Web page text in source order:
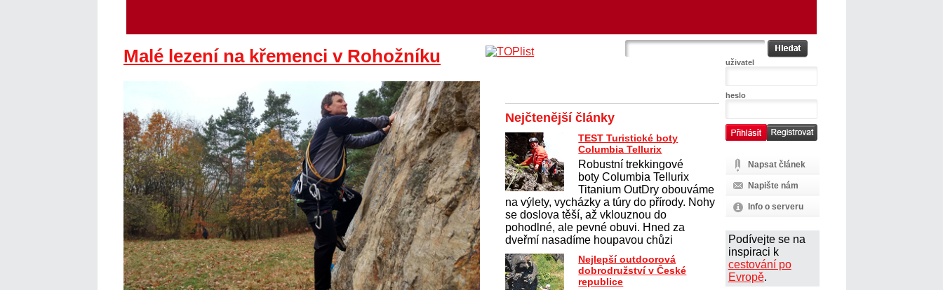
Malé lezení na křemenci v Rohožníku uživatel
heslo
Napsat článek
Napište nám
Info o serveru
Podívejte se na
inspiraci k
cestování po
Evropě.
Nejčtenější články
TEST Turistické boty
Columbia Tellurix
Robustní trekkingové
boty Columbia Tellurix
Titanium OutDry obouváme
na výlety, vycházky a túry do přírody. Nohy
se doslova těší, až vklouznou do
pohodlné, ale pevné obuvi. Hned za
dveřmí nasadíme houpavou chůzi
Nejlepší outdoorová
dobrodružství v České
republice